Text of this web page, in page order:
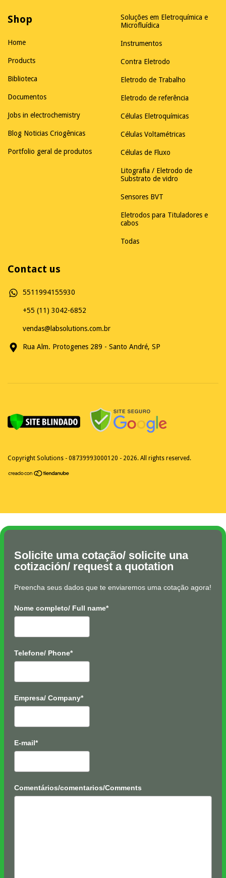
Shop
Home
Products
Biblioteca
Documentos
Jobs in electrochemistry
Blog Noticias Criogênicas
Portfolio geral de produtos
Soluções em Eletroquímica e
Microfluídica
Instrumentos
Contra Eletrodo
Eletrodo de Trabalho
Eletrodo de referência
Células Eletroquímicas
Células Voltamétricas
Células de Fluxo
Litografia / Eletrodo de
Substrato de vidro
Sensores BVT
Eletrodos para Tituladores e
cabos
Todas
Contact us
5511994155930
+55 (11) 3042-6852
vendas@labsolutions.com.br
Rua Alm. Protogenes 289 - Santo André, SP
Copyright Solutions - 08739993000120 - 2026. All rights reserved.
Solicite uma cotação/ solicite una
cotización/ request a quotation
Preencha seus dados que te enviaremos uma cotação agora!
Nome completo/ Full name*
Telefone/ Phone*
Empresa/ Company*
E-mail*
Comentários/comentarios/Comments